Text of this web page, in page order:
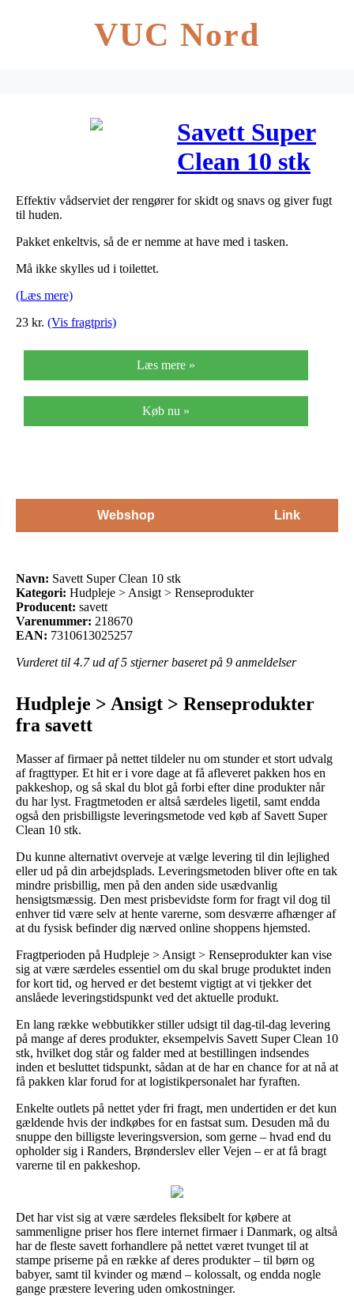
VUC Nord
Savett Super
Clean 10 stk
Effektiv vådserviet der rengører for skidt og snavs og giver fugt
til huden.
Pakket enkeltvis, så de er nemme at have med i tasken.
Må ikke skylles ud i toilettet.
(Læs mere)
23 kr. (Vis fragtpris)
Læs mere »
Køb nu »
Webshop Link
Navn: Savett Super Clean 10 stk
Kategori: Hudpleje > Ansigt > Renseprodukter
Producent: savett
Varenummer: 218670
EAN: 7310613025257
Vurderet til 4.7ud af 5 stjerner baseret på 9 anmeldelser
Hudpleje > Ansigt > Renseprodukter
fra savett
Masser af firmaer på nettet tildeler nu om stunder et stort udvalg
af fragttyper. Et hit er i vore dage at få afleveret pakken hos en
pakkeshop, og så skal du blot gå forbi efter dine produkter når
du har lyst. Fragtmetoden er altså særdeles ligetil, samt endda
også den prisbilligste leveringsmetode ved køb af Savett Super
Clean 10 stk.
Du kunne alternativt overveje at vælge levering til din lejlighed
eller ud på din arbejdsplads. Leveringsmetoden bliver ofte en tak
mindre prisbillig, men på den anden side usædvanlig
hensigtsmæssig. Den mest prisbevidste form for fragt vil dog til
enhver tid være selv at hente varerne, som desværre afhænger af
at du fysisk befinder dig nærved online shoppens hjemsted.
Fragtperioden på Hudpleje > Ansigt > Renseprodukter kan vise
sig at være særdeles essentiel om du skal bruge produktet inden
for kort tid, og herved er det bestemt vigtigt at vi tjekker det
anslåede leveringstidspunkt ved det aktuelle produkt.
En lang række webbutikker stiller udsigt til dag-til-dag levering
på mange af deres produkter, eksempelvis Savett Super Clean 10
stk, hvilket dog står og falder med at bestillingen indsendes
inden et besluttet tidspunkt, sådan at de har en chance for at nå at
få pakken klar forud for at logistikpersonalet har fyraften.
Enkelte outlets på nettet yder fri fragt, men undertiden er det kun
gældende hvis der indkøbes for en fastsat sum. Desuden må du
snuppe den billigste leveringsversion, som gerne – hvad end du
opholder sig i Randers, Brønderslev eller Vejen – er at få bragt
varerne til en pakkeshop.
Det har vist sig at være særdeles fleksibelt for købere at
sammenligne priser hos flere internet firmaer i Danmark, og altså
har de fleste savett forhandlere på nettet været tvunget til at
stampe priserne på en række af deres produkter – til børn og
babyer, samt til kvinder og mænd – kolossalt, og endda nogle
gange præstere levering uden omkostninger.